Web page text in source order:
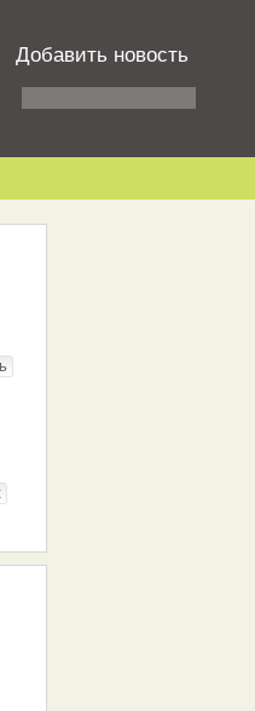
Добавить новость